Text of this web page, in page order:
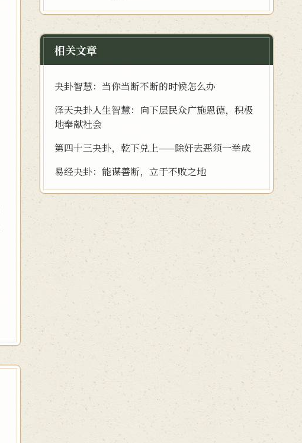
相关文章
夬卦智慧：当你当断不断的时候怎么办
泽天夬卦人生智慧：向下层民众广施恩德，积极
地奉献社会
第四十三夬卦，乾下兑上——除奸去恶须一举成
易经夬卦：能谋善断，立于不败之地